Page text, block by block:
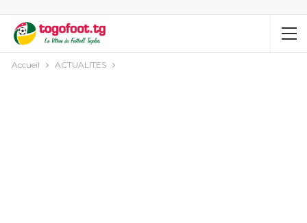
Accueil ACTUALITES